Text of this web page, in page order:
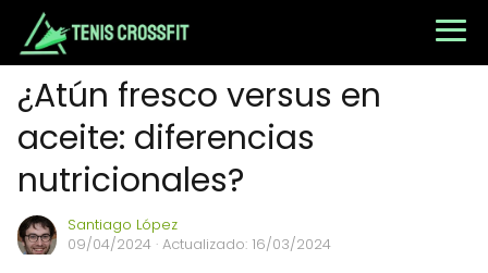
¿Atún fresco versus en
aceite: diferencias
nutricionales?
Santiago López
09/04/2024 · Actualizado: 16/03/2024